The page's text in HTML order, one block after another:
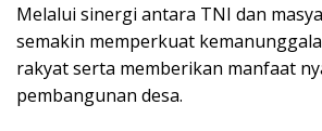
Melalui sinergi antara TNI dan
semakin memperkuat
rakyat serta memberikan manfaat
pembangunan desa.